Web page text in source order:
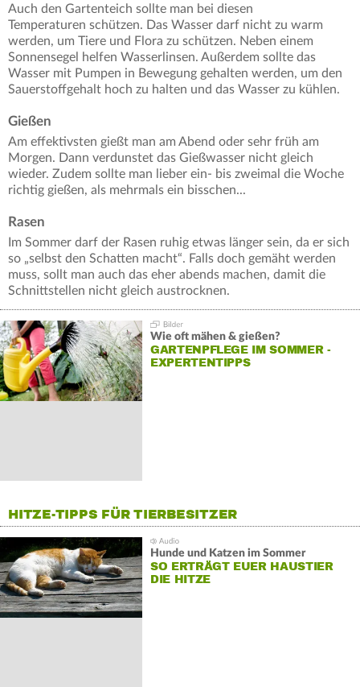
Auch den Gartenteich sollte man bei diesen
Temperaturen schützen. Das Wasser darf nicht zu warm
werden, um Tiere und Flora zu schützen. Neben einem
Sonnensegel helfen Wasserlinsen. Außerdem sollte das
Wasser mit Pumpen in Bewegung gehalten werden, um den
Sauerstoffgehalt hoch zu halten und das Wasser zu kühlen.
Gießen
Am effektivsten gießt man am Abend oder sehr früh am
Morgen. Dann verdunstet das Gießwasser nicht gleich
wieder. Zudem sollte man lieber ein- bis zweimal die Woche
richtig gießen, als mehrmals ein bisschen...
Rasen
Im Sommer darf der Rasen ruhig etwas länger sein, da er sich
so „selbst den Schatten macht“. Falls doch gemäht werden
muss, sollt man auch das eher abends machen, damit die
Schnittstellen nicht gleich austrocknen.
Wie oft mähen & gießen?
GARTENPFLEGE IM SOMMER -
EXPERTENTIPPS
HITZE-TIPPS FÜR TIERBESITZER
Hunde und Katzen im Sommer
SO ERTRÄGT EUER HAUSTIER
DIE HITZE